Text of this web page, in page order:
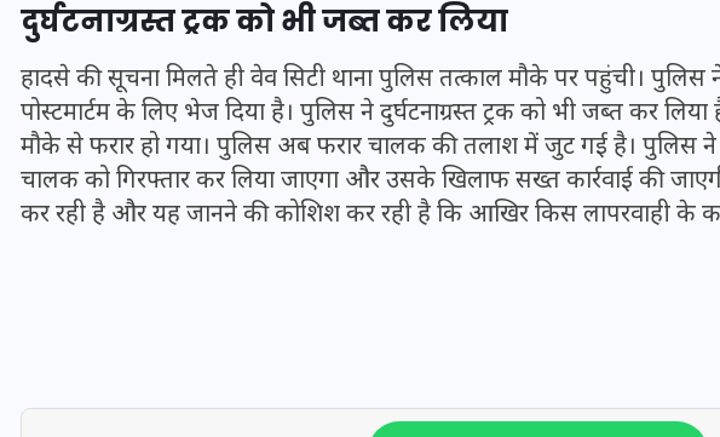
दुर्घटनाग्रस्त ट्रक को भी जब्त कर लिया
हादसे की सूचना मिलते ही वेव सिटी थाना पुलिस तत्काल मौके पर पहुंची।
पोस्टमार्टम के लिए भेज दिया है। पुलिस ने दुर्घटनाग्रस्त ट्रक को भी जब्त कर
मौके से फरार हो गया। पुलिस अब फरार चालक की तलाश में जुट गई है। पुलिस ने
चालक को गिरफ्तार कर लिया जाएगा और उसके खिलाफ सख्त कार्रवाई की
कर रही है और यह जानने की कोशिश कर रही है कि आखिर किस लापरवाही के
UPSSSC Lekhpal Recruitment
2025: यूपी में लेखपाल के पदों
पर बंपर भर्ती का विज्ञापन जारी,
जानें कब से शुरू होंगे आवेदन
2025:
पर बंपर
जानें